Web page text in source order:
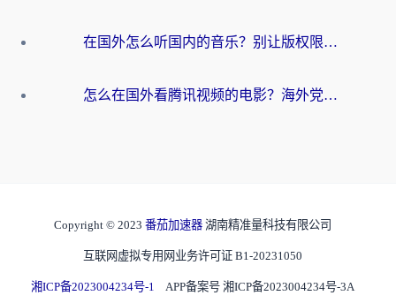
在国外怎么听国内的音乐？别让版权限制断了你的华语歌单
怎么在国外看腾讯视频的电影？海外党亲测有效的回国加速指南
Copyright © 2023 番茄加速器 湖南精准量科技有限公司
互联网虚拟专用网业务许可证 B1-20231050
湘ICP备2023004234号-1 APP备案号 湘ICP备2023004234号-3A